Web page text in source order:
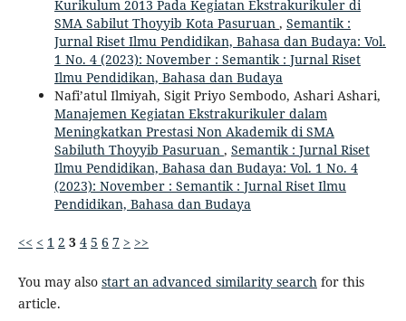
Kurikulum 2013 Pada Kegiatan Ekstrakurikuler di
SMA Sabilut Thoyyib Kota Pasuruan , Semantik :
Jurnal Riset Ilmu Pendidikan, Bahasa dan Budaya: Vol.
1 No. 4 (2023): November : Semantik : Jurnal Riset
Ilmu Pendidikan, Bahasa dan Budaya
Nafi’atul Ilmiyah, Sigit Priyo Sembodo, Ashari Ashari,
Manajemen Kegiatan Ekstrakurikuler dalam
Meningkatkan Prestasi Non Akademik di SMA
Sabiluth Thoyyib Pasuruan , Semantik : Jurnal Riset
Ilmu Pendidikan, Bahasa dan Budaya: Vol. 1 No. 4
(2023): November : Semantik : Jurnal Riset Ilmu
Pendidikan, Bahasa dan Budaya
<< < 1 2 3 4 5 6 7 > >>
You may also start an advanced similarity searchfor this
article.